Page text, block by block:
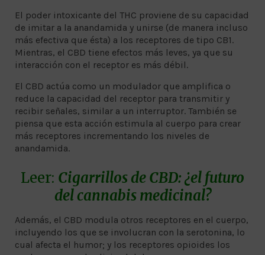
El poder intoxicante del THC proviene de su capacidad
de imitar a la anandamida y unirse (de manera incluso
más efectiva que ésta) a los receptores de tipo CB1.
Mientras, el CBD tiene efectos más leves, ya que su
interacción con el receptor es más débil.
El CBD actúa como un modulador que amplifica o
reduce la capacidad del receptor para transmitir y
recibir señales, similar a un interruptor. También se
piensa que esta acción estimula al cuerpo para crear
más receptores incrementando los niveles de
anandamida.
Leer: Cigarrillos de CBD: ¿el futuro
del cannabis medicinal?
Además, el CBD modula otros receptores en el cuerpo,
incluyendo los que se involucran con la serotonina, lo
cual afecta el humor; y los receptores opioides los